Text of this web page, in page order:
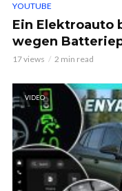
YOUTUBE
Ein Elektroauto
wegen
17 views 2 min read
VIDEO